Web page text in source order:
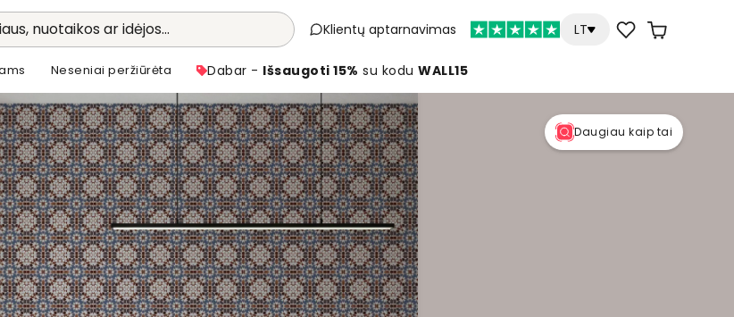
nuotaikos ar idėjos... Klientų aptarnavimas LT
Neseniai peržiūrėta Dabar - Išsaugoti 15% su koduWALL15
Daugiau kaip tai